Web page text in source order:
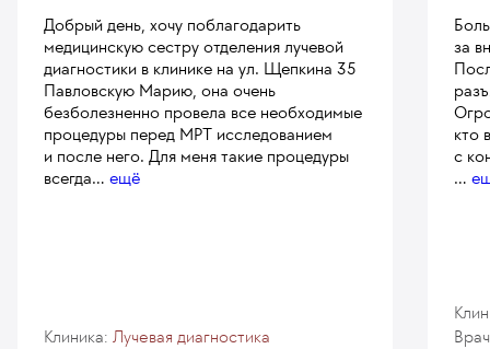
Добрый день, хочу поблагодарить
медицинскую сестру отделения лучевой
диагностики в клинике на ул. Щепкина 35
Павловскую Марию, она очень
безболезненно провела все необходимые
процедуры перед МРТ исследованием
и после него. Для меня такие процедуры
всегда... ещё
Клиника: Лучевая диагностика
за
кто
с
...